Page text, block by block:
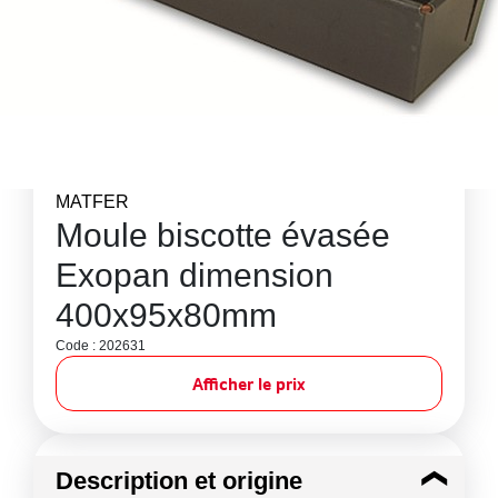
MATFER
Moule biscotte évasée
Exopan dimension
400x95x80mm
Code : 202631
Afficher le prix
Description et origine